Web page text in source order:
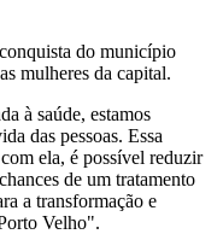
do município
mulheres da capital.
à saúde, estamos
das pessoas. Essa
ela, é possível reduzir
de um tratamento
a transformação e
Velho".